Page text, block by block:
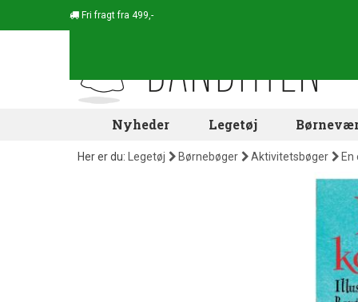
Fri fragt fra 499,-
Nyheder Legetøj
Her er du: Legetøj Børnebøger Aktivitetsbøger